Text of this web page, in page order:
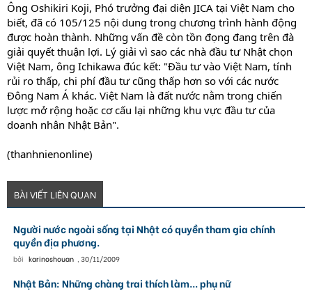
Ông Oshikiri Koji, Phó trưởng đại diện JICA tại Việt Nam cho
biết, đã có 105/125 nội dung trong chương trình hành động
được hoàn thành. Những vấn đề còn tồn đọng đang trên đà
giải quyết thuận lợi. Lý giải vì sao các nhà đầu tư Nhật chọn
Việt Nam, ông Ichikawa đúc kết: "Đầu tư vào Việt Nam, tính
rủi ro thấp, chi phí đầu tư cũng thấp hơn so với các nước
Đông Nam Á khác. Việt Nam là đất nước nằm trong chiến
lược mở rộng hoặc cơ cấu lại những khu vực đầu tư của
doanh nhân Nhật Bản".
(thanhnienonline)
BÀI VIẾT LIÊN QUAN
Người nước ngoài sống tại Nhật có quyền tham gia chính
quyền địa phương.
bởi karinoshouan , 30/11/2009
Nhật Bản: Những chàng trai thích làm... phụ nữ